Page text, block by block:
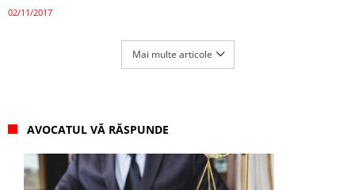
02/11/2017
Mai multe articole
AVOCATUL VĂ RĂSPUNDE